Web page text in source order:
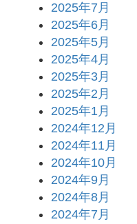
2025年7月
2025年6月
2025年5月
2025年4月
2025年3月
2025年2月
2025年1月
2024年12月
2024年11月
2024年10月
2024年9月
2024年8月
2024年7月